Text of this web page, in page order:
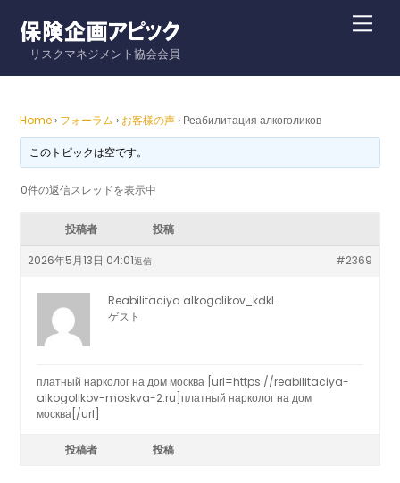
contentリスクマネジメント協会会員
Home › フォーラム › お客様の声 › Реабилитация алкоголиков
このトピックは空です。
0件の返信スレッドを表示中
投稿者 投稿
2026年5月13日 04:01 #2369
返信
Reabilitaciya alkogolikov_kdkl
ゲスト
платный нарколог на дом москва [url=https://reabilitaciya-
alkogolikov-moskva-2.ru]платный нарколог на дом
москва[/url]
投稿者 投稿